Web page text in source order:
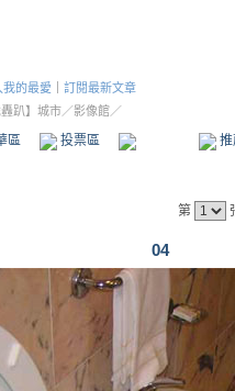
我的最愛
訂閱最新文章
轟趴】城市／影像館／
區 投票區 影像館
第
04